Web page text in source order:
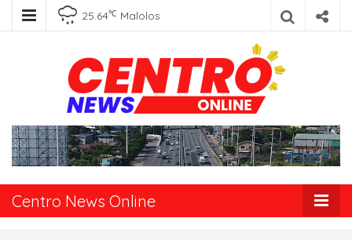
25.64℃ Malolos
Centro News
Online
Centro News Online